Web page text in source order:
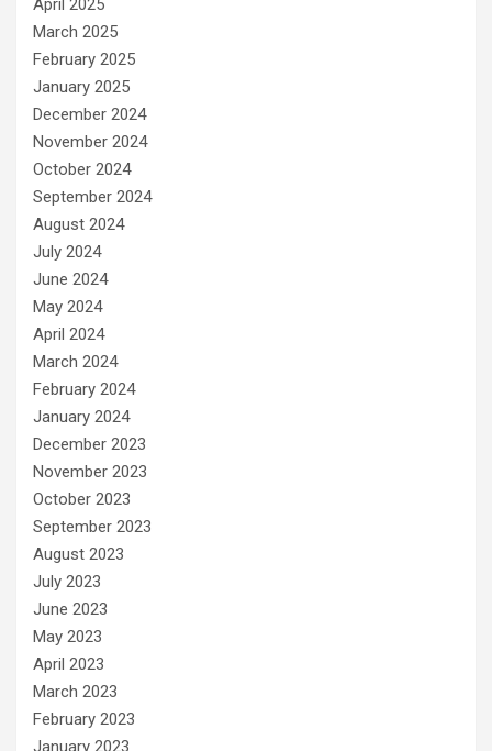
April 2025
March 2025
February 2025
January 2025
December 2024
November 2024
October 2024
September 2024
August 2024
July 2024
June 2024
May 2024
April 2024
March 2024
February 2024
January 2024
December 2023
November 2023
October 2023
September 2023
August 2023
July 2023
June 2023
May 2023
April 2023
March 2023
February 2023
January 2023